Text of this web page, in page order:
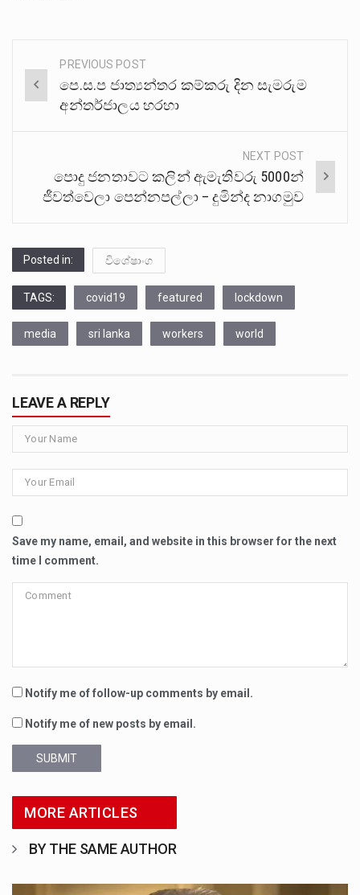
Post
navigation
PREVIOUS POST
පෙ.ස.ප ජාත්‍යන්තර කම්කරු දින සැමරුම
අන්තර්ජාලය හරහා
NEXT POST
පොදු ජනතාවට කලින් ඇමැතිවරු 5000න්
ජීවත්වෙලා පෙන්නපල්ලා – දුමින්ද නාගමුව
Posted in: විශේෂාංග
TAGS: covid19 featured lockdown
media sri lanka workers world
LEAVE A REPLY
Save my name, email, and website in this browser for the next
time I comment.
Notify me of follow-up comments by email.
Notify me of new posts by email.
SUBMIT
MORE ARTICLES
BY THE SAME AUTHOR